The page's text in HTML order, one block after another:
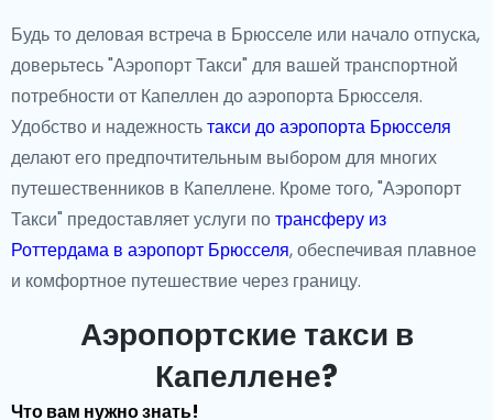
Будь то деловая встреча в Брюсселе или начало отпуска,
доверьтесь "Аэропорт Такси" для вашей транспортной
потребности от Капеллен до аэропорта Брюсселя.
Удобство и надежностьтакси до аэропорта Брюсселя
делают его предпочтительным выбором для многих
путешественников в Капеллене. Кроме того, "Аэропорт
Такси" предоставляет услуги потрансферу из
Роттердама в аэропорт Брюсселя, обеспечивая плавное
и комфортное путешествие через границу.
Аэропортские такси в
Капеллене?
Что вам нужно знать!